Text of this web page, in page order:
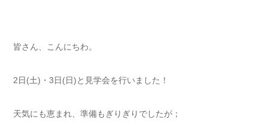
皆さん、こんにちわ。
2日(土)・3日(日)と見学会を行いました！
天気にも恵まれ、準備もぎりぎりでしたが；